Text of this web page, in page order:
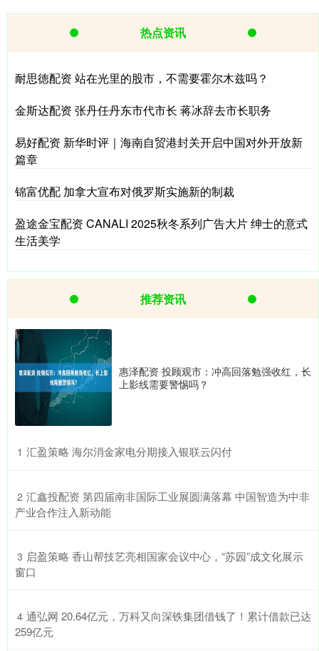
热点资讯
耐思徳配资 站在光里的股市，不需要霍尔木兹吗？
金斯达配资 张丹任丹东市代市长 蒋冰辞去市长职务
易好配资 新华时评｜海南自贸港封关开启中国对外开放新
篇章
锦富优配 加拿大宣布对俄罗斯实施新的制裁
盈途金宝配资 CANALI 2025秋冬系列广告大片 绅士的意式
生活美学
推荐资讯
惠泽配资 投顾观市：冲高回落勉强收红，长
上影线需要警惕吗？
1 ​汇盈策略 海尔消金家电分期接入银联云闪付
2 ​汇鑫投配资 第四届南非国际工业展圆满落幕 中国智造为中非
产业合作注入新动能
3 ​启盈策略 香山帮技艺亮相国家会议中心，“苏园”成文化展示
窗口
4 ​通弘网 20.64亿元，万科又向深铁集团借钱了！累计借款已达
259亿元